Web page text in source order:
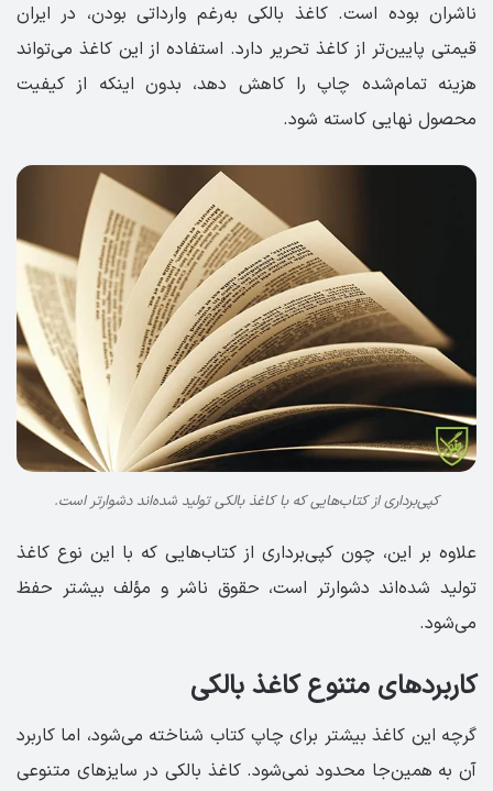
ناشران بوده است. کاغذ بالکی به‌رغم وارداتی بودن، در ایران
قیمتی پایین‌تر از کاغذ تحریر دارد. استفاده از این کاغذ می‌تواند
هزینه تمام‌شده چاپ را کاهش دهد، بدون اینکه از کیفیت
محصول نهایی کاسته شود.
کپی‌برداری از کتاب‌هایی که با کاغذ بالکی تولید شده‌اند دشوارتر است.
علاوه بر این، چون کپی‌برداری از کتاب‌هایی که با این نوع کاغذ
تولید شده‌اند دشوارتر است، حقوق ناشر و مؤلف بیشتر حفظ
می‌شود.
کاربردهای متنوع کاغذ بالکی
گرچه این کاغذ بیشتر برای چاپ کتاب شناخته می‌شود، اما کاربرد
آن به همین‌جا محدود نمی‌شود. کاغذ بالکی در سایزهای متنوعی